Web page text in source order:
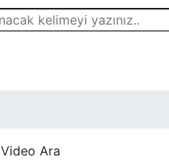
Video Ara